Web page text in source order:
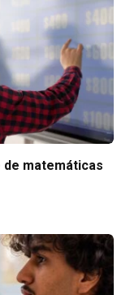
matemáticas